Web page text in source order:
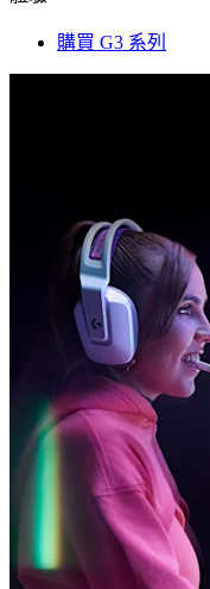
購買 G3 系列